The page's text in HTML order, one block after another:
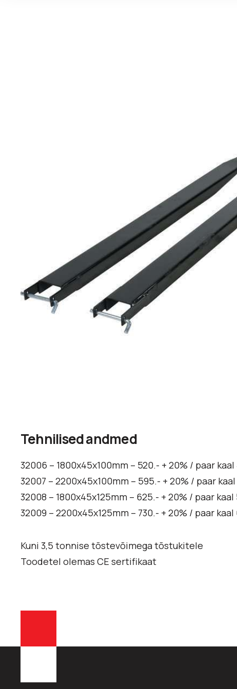
Tehnilised andmed
32006 – 1800x45x100mm – 520.- + 20% / paar
32007 – 2200x45x100mm – 595.- + 20% / paar
32008 – 1800x45x125mm – 625.- + 20% / paar kaal
32009 – 2200x45x125mm – 730.- + 20% / paar kaal
Kuni 3,5 tonnise tõstevõimega tõstukitele
Toodetel olemas CE sertifikaat